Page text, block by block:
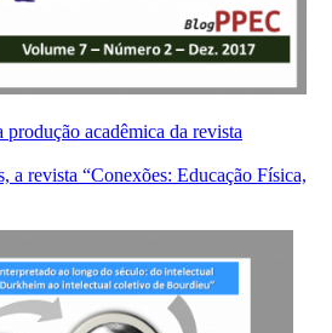
acadêmica da revista
a revista “Conexões: Educação Física,